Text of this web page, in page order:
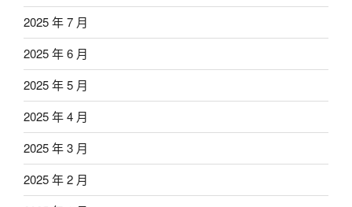
2025 年 7 月
2025 年 6 月
2025 年 5 月
2025 年 4 月
2025 年 3 月
2025 年 2 月